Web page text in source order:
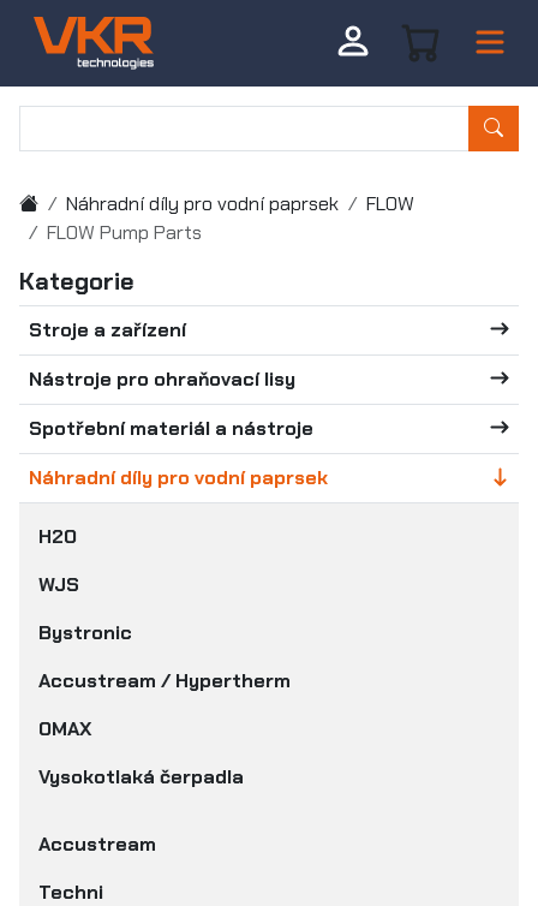
Náhradní díly pro vodní paprsek
FLOW
FLOW Pump Parts
Kategorie
Stroje a zařízení
Nástroje pro ohraňovací lisy
Spotřební materiál a nástroje
Náhradní díly pro vodní paprsek
H2O
WJS
Bystronic
Accustream / Hypertherm
OMAX
Vysokotlaká čerpadla
Accustream
Techni